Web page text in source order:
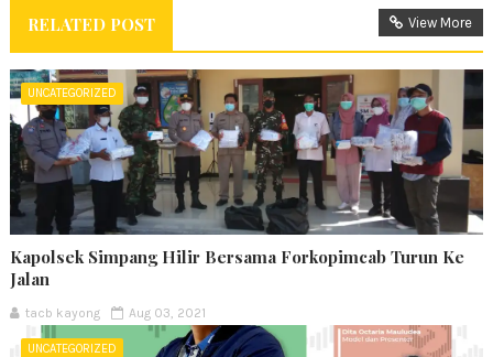
RELATED POST View More
UNCATEGORIZED
Kapolsek Simpang Hilir Bersama Forkopimcab Turun Ke
Jalan
tacb kayong Aug 03, 2021
UNCATEGORIZED